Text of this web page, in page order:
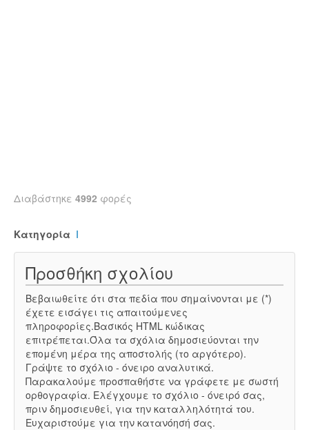
Διαβάστηκε 4992 φορές
Κατηγορία Ι
Προσθήκη σχολίου
Βεβαιωθείτε ότι στα πεδία που σημαίνονται με (*)
έχετε εισάγει τις απαιτούμενες
πληροφορίες.Βασικός HTML κώδικας
επιτρέπεται.Όλα τα σχόλια δημοσιεύονται την
επομένη μέρα της αποστολής (το αργότερο).
Γράψτε το σχόλιο - όνειρο αναλυτικά.
Παρακαλούμε προσπαθήστε να γράφετε με σωστή
ορθογραφία. Ελέγχουμε το σχόλιο - όνειρό σας,
πριν δημοσιευθεί, για την καταλληλότητά του.
Ευχαριστούμε για την κατανόησή σας.